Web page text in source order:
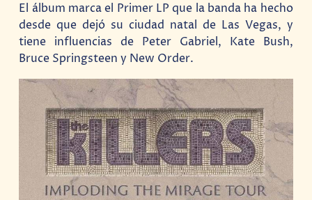
El álbum marca el Primer LP que la banda ha hecho
desde que dejó su ciudad natal de Las Vegas, y
tiene influencias de Peter Gabriel, Kate Bush,
Bruce Springsteen y New Order.